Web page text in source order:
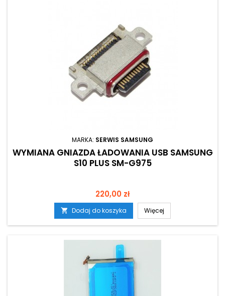
MARKA: SERWIS SAMSUNG
WYMIANA GNIAZDA ŁADOWANIA USB SAMSUNG
S10 PLUS SM-G975
Cena
220,00 zł
 Dodaj do koszyka Więcej